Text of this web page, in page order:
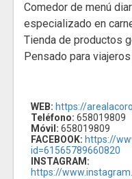
Comedor de menú
especializado en
Tienda de productos
Pensado para
WEB: https://
Teléfono: 658019809
Móvil: 658019809
FACEBOOK: https://
id=61565789660820
INSTAGRAM:
https://